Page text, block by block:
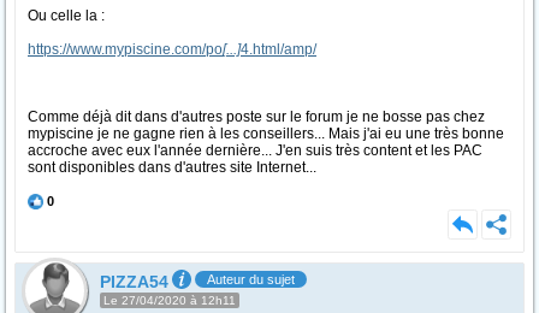
Ou celle la :
https://www.mypiscine.com/po[...]4.html/amp/
Comme déjà dit dans d'autres poste sur le forum je ne bosse pas chez
mypiscine je ne gagne rien à les conseillers... Mais j'ai eu une très bonne
accroche avec eux l'année dernière... J'en suis très content et les PAC
sont disponibles dans d'autres site Internet...
0
PIZZA54 Auteur du sujet
Le 27/04/2020 à 12h11